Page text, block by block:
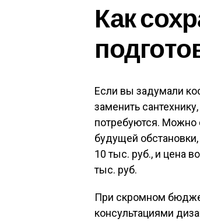
Как
Если вы задумали
заменить
потребуются. Можно
будущей
10 тыс. руб., и цена
тыс. руб.
При скромном
консультациями